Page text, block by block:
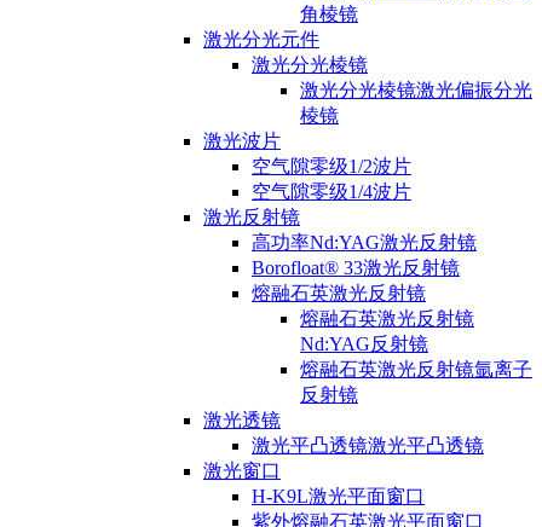
角棱镜
激光分光元件
激光分光棱镜
激光分光棱镜激光偏振分光
棱镜
激光波片
空气隙零级1/2波片
空气隙零级1/4波片
激光反射镜
高功率Nd:YAG激光反射镜
Borofloat® 33激光反射镜
熔融石英激光反射镜
熔融石英激光反射镜
Nd:YAG反射镜
熔融石英激光反射镜氩离子
反射镜
激光透镜
激光平凸透镜激光平凸透镜
激光窗口
H-K9L激光平面窗口
紫外熔融石英激光平面窗口